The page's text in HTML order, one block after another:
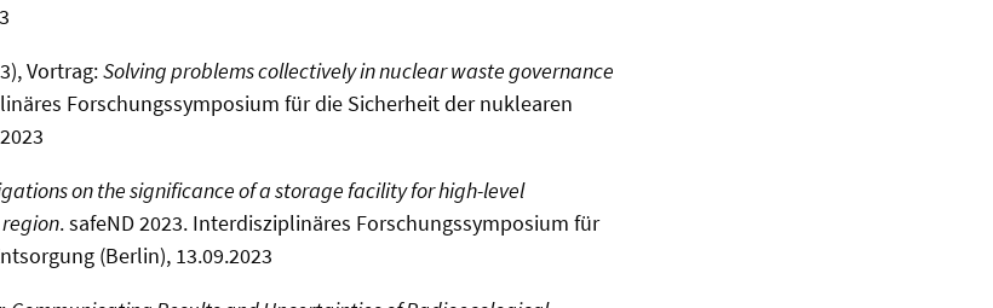
Vortrag:Solving problems collectively in nuclear waste governance
Forschungssymposium für die Sicherheit der nuklearen
on the significance of a storage facility for high-level
. safeND 2023. Interdisziplinäres Forschungssymposium für
(Berlin), 13.09.2023